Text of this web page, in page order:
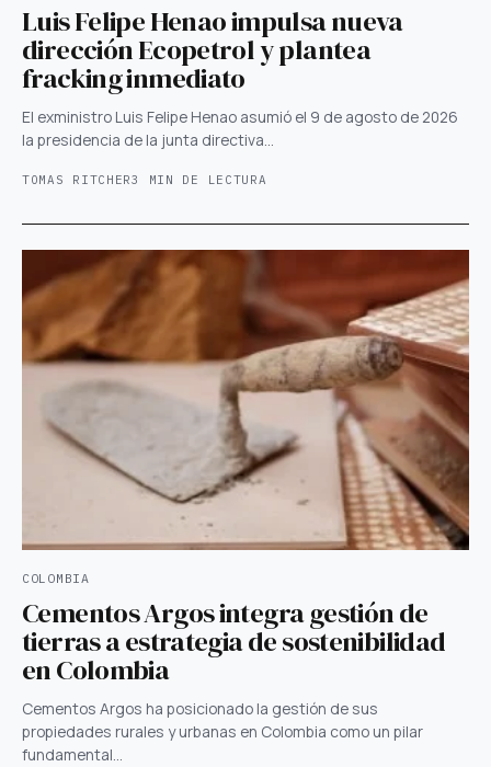
Luis Felipe Henao impulsa nueva
dirección Ecopetrol y plantea
fracking inmediato
El exministro Luis Felipe Henao asumió el 9 de agosto de 2026
la presidencia de la junta directiva…
TOMAS RITCHER3 MIN DE LECTURA
COLOMBIA
Cementos Argos integra gestión de
tierras a estrategia de sostenibilidad
en Colombia
Cementos Argos ha posicionado la gestión de sus
propiedades rurales y urbanas en Colombia como un pilar
fundamental…